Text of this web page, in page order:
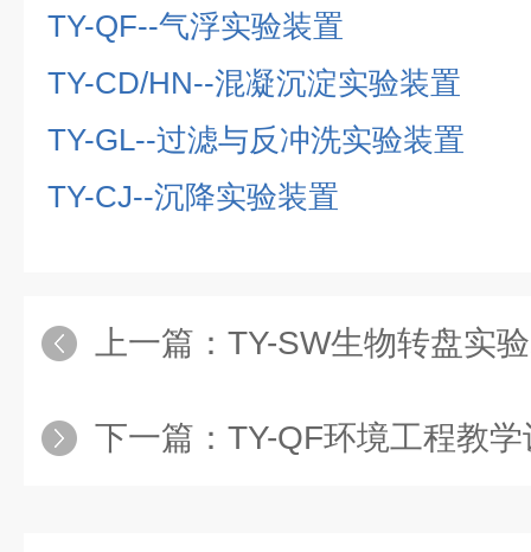
TY-QF--气浮实验装置
TY-CD/HN--混凝沉淀实验装置
TY-GL--过滤与反冲洗实验装置
TY-CJ--沉降实验装置
上一篇： TY-SW生物转盘实验装
下一篇： TY-QF环境工程教